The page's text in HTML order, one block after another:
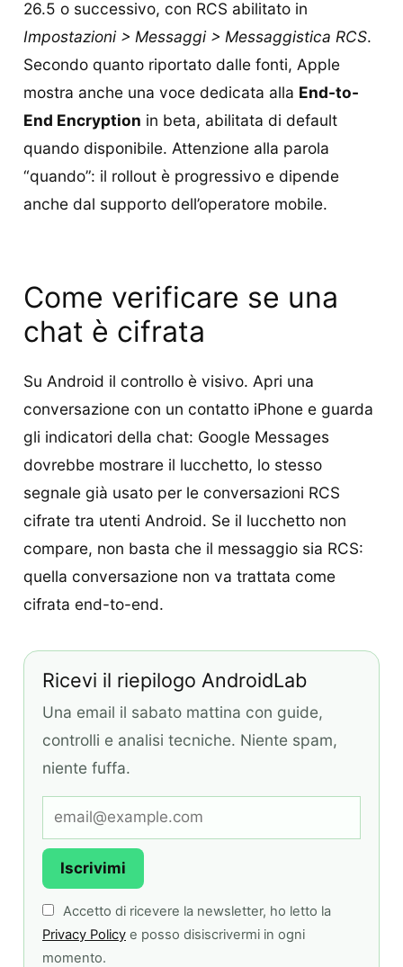
26.5 o successivo, con RCS abilitato in
Impostazioni > Messaggi > Messaggistica RCS.
Secondo quanto riportato dalle fonti, Apple
mostra anche una voce dedicata alla End-to-
End Encryption in beta, abilitata di default
quando disponibile. Attenzione alla parola
“quando”: il rollout è progressivo e dipende
anche dal supporto dell’operatore mobile.
Come verificare se una
chat è cifrata
Su Android il controllo è visivo. Apri una
conversazione con un contatto iPhone e guarda
gli indicatori della chat: Google Messages
dovrebbe mostrare il lucchetto, lo stesso
segnale già usato per le conversazioni RCS
cifrate tra utenti Android. Se il lucchetto non
compare, non basta che il messaggio sia RCS:
quella conversazione non va trattata come
cifrata end-to-end.
Ricevi il riepilogo AndroidLab
Una email il sabato mattina con guide,
controlli e analisi tecniche. Niente spam,
niente fuffa.
Iscrivimi
Accetto di ricevere la newsletter, ho letto la
Privacy Policy e posso disiscrivermi in ogni
momento.